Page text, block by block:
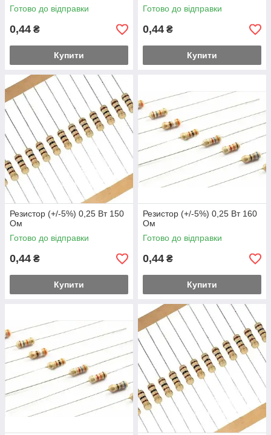
Готово до відправки
0,44 ₴
Купити
Готово до відправки
0,44 ₴
Купити
Резистор (+/-5%) 0,25 Вт 150
Ом
Готово до відправки
0,44 ₴
Купити
Резистор (+/-5%) 0,25 Вт 160
Ом
Готово до відправки
0,44 ₴
Купити